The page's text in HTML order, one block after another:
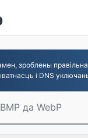
зроблены
і DNS
BMP да WebP